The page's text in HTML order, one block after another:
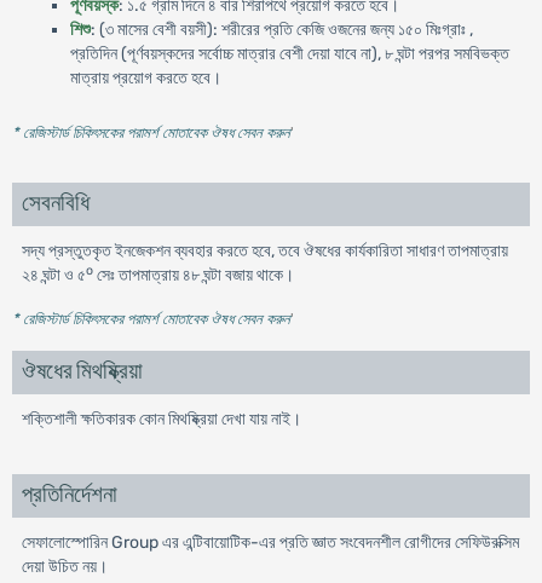
পূর্ণবয়স্ক: ১.৫ গ্রাম দিনে ৪ বার শিরাপথে প্রয়োগ করতে হবে।
শিশু: (৩ মাসের বেশী বয়সী): শরীরের প্রতি কেজি ওজনের জন্য ১৫০ মিঃগ্রাঃ ,
প্রতিদিন (পূর্ণবয়স্কদের সর্বোচ্চ মাত্রার বেশী দেয়া যাবে না), ৮ ঘন্টা পরপর সমবিভক্ত
মাত্রায় প্রয়োগ করতে হবে।
* রেজিস্টার্ড চিকিৎসকের পরামর্শ মোতাবেক ঔষধ সেবন করুন'
সেবনবিধি
সদ্য প্রস্তুতকৃত ইনজেকশন ব্যবহার করতে হবে, তবে ঔষধের কার্যকারিতা সাধারণ তাপমাত্রায়
২৪ ঘন্টা ও ৫oসেঃ তাপমাত্রায় ৪৮ ঘন্টা বজায় থাকে।
* রেজিস্টার্ড চিকিৎসকের পরামর্শ মোতাবেক ঔষধ সেবন করুন'
ঔষধের মিথষ্ক্রিয়া
শক্তিশালী ক্ষতিকারক কোন মিথষ্ক্রিয়া দেখা যায় নাই।
প্রতিনির্দেশনা
সেফালোস্পোরিন Group এর এন্টিবায়োটিক-এর প্রতি জ্ঞাত সংবেদনশীল রোগীদের সেফিউরক্সিম
দেয়া উচিত নয়।